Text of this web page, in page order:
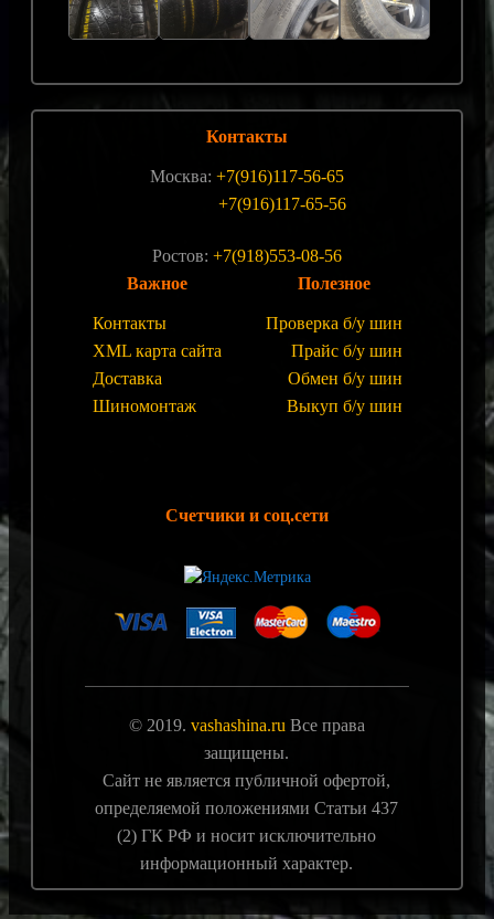
Контакты
Москва: +7(916)117-56-65
+7(916)117-65-56
Ростов: +7(918)553-08-56
Важное
Контакты
XML карта сайта
Доставка
Шиномонтаж
Полезное
Проверка б/у шин
Прайс б/у шин
Обмен б/у шин
Выкуп б/у шин
Счетчики и соц.сети
© 2019. vashashina.ru Все права
защищены.
Сайт не является публичной офертой,
определяемой положениями Статьи 437
(2) ГК РФ и носит исключительно
информационный характер.